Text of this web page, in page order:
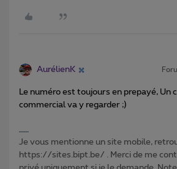
AurélienK
Le numéro est toujours en prepayé, Un
commercial va y regarder ;)
Je vous mentionne un site mobile,
https://sites.bipt.be/ . Merci de me